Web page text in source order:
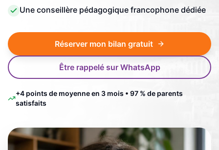
Une conseillère pédagogique francophone dédiée
Réserver mon bilan gratuit
Être rappelé sur WhatsApp
+4 points de moyenne en 3 mois • 97 % de parents
satisfaits